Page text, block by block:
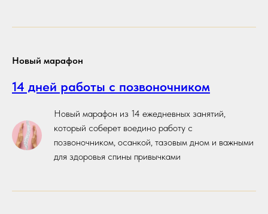
Новый марафон
14 дней работы с позвоночником
Новый марафон из 14 ежедневных занятий,
который соберет воедино работу с
позвоночником, осанкой, тазовым дном и важными
для здоровья спины привычками